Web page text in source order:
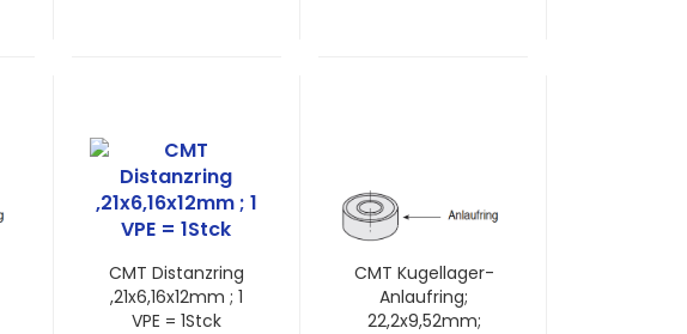
CMT Distanzring
,21x6,16x12mm ; 1
VPE = 1Stck
CMT Kugellager-
Anlaufring;
22,2x9,52mm;